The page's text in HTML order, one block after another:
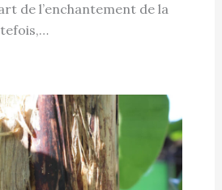
de l’enchantement de la